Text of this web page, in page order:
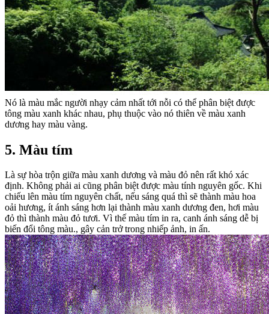
Nó là màu mắc người nhạy cảm nhất tới nỗi có thể phân biệt được
tông màu xanh khác nhau, phụ thuộc vào nó thiên về màu xanh
dương hay màu vàng.
5. Màu tím
Là sự hòa trộn giữa màu xanh dương và màu đỏ nên rất khó xác
định. Không phải ai cũng phân biệt được màu tính nguyên gốc. Khi
chiếu lên màu tím nguyên chất, nếu sáng quá thì sẽ thành màu hoa
oải hương, ít ánh sáng hơn lại thành màu xanh dương đen, hơi màu
đỏ thì thành màu đỏ tươi. Vì thế màu tím in ra, canh ánh sáng dễ bị
biến đổi tông màu., gây cản trở trong nhiếp ảnh, in ấn.